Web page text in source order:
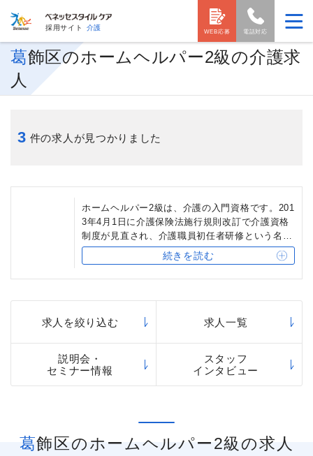
採用サイト 介護
電話対応
WEB応募
葛飾区のホームヘルパー2級の介護求
人
3 件の求人が見つかりました
ホームヘルパー2級は、介護の入門資格です。201
3年4月1日に介護保険法施行規則改訂で介護資格
制度が見直され、介護職員初任者研修という名称
に変更になりました。そのため、現在ホームヘル
パー2級資格をすることはできません。しかし、
ホームヘルパー2級は現在も介護職員初任者研修
続きを読む
求人を絞り込む 求人一覧
説明会・
セミナー情報
スタッフ
インタビュー
葛飾区のホームヘルパー2級の求人